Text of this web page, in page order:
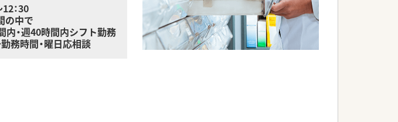
：30
の中で
内・週40時間内シフト勤務
務時間・曜日応相談